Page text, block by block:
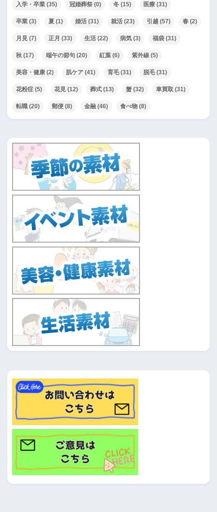
入学・卒業 (35) 冠婚葬祭 (0) 冬 (15) 医療 (31)
卒業 (3) 夏 (1) 婚活 (31) 就活 (23) 引越 (57) 春 (2)
月見 (7) 正月 (33) 生活 (22) 病気 (3) 福袋 (31)
秋 (17) 端午の節句 (20) 紅葉 (6) 紫外線 (5)
美容・健康 (2) 肌ケア (41) 育毛(31) 脱毛(31)
花粉症 (5) 花見 (12) 葬式 (13) 蟹 (32) 車買取 (31)
転職 (20) 郵便 (8) 金融 (46) 食べ物 (8)